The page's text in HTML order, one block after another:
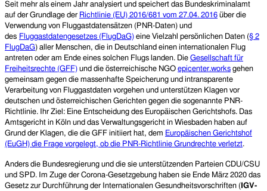
Seit mehr als einem Jahr analysiert und speichert das Bundeskriminalamt
auf der Grundlage der Richtlinie (EU) 2016/681 vom 27.04. 2016 über die
Verwendung von Fluggastdatensätzen (PNR-Daten) und
des Fluggastdatengesetzes (FlugDaG) eine Vielzahl persönlichen Daten (§ 2
FlugDaG) aller Menschen, die in Deutschland einen internationalen Flug
antreten oder am Ende eines solchen Flugs landen. Die Gesellschaft für
Freiheitsrechte (GFF) und die österreichische NGO epicenter.works gehen
gemeinsam gegen die massenhafte Speicherung und intransparente
Verarbeitung von Fluggastdaten vorgehen und unterstützen Klagen vor
deutschen und österreichischen Gerichten gegen die sogenannte PNR-
Richtlinie. Ihr Ziel: Eine Entscheidung des Europäischen Gerichtshofs. Das
Amtsgericht in Köln und das Verwaltungsgericht in Wiesbaden haben auf
Grund der Klagen, die die GFF initiiert hat, dem Europäischen Gerichtshof
(EuGH) die Frage vorgelegt, ob die PNR-Richtlinie Grundrechte verletzt.
Anders die Bundesregierung und die sie unterstützenden Parteien CDU/CSU
und SPD. Im Zuge der Corona-Gesetzgebung haben sie Ende März 2020 das
Gesetz zur Durchführung der Internationalen Gesundheitsvorschriften ( IGV-